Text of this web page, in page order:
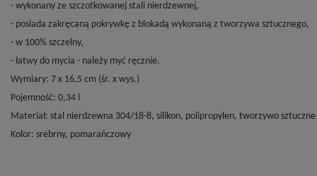
- wykonany ze szczotkowanej stali nierdzewnej,
- posiada zakręcaną pokrywkę z blokadą wykonaną z tworzywa sztucznego,
- w 100% szczelny,
- łatwy do mycia - należy myć ręcznie.
Wymiary: 7 x 16,5 cm (śr. x wys.)
Pojemność: 0,34 l
Materiał: stal nierdzewna 304/18-8, silikon, polipropylen, tworzywo sztuczne
Kolor: srebrny, pomarańczowy